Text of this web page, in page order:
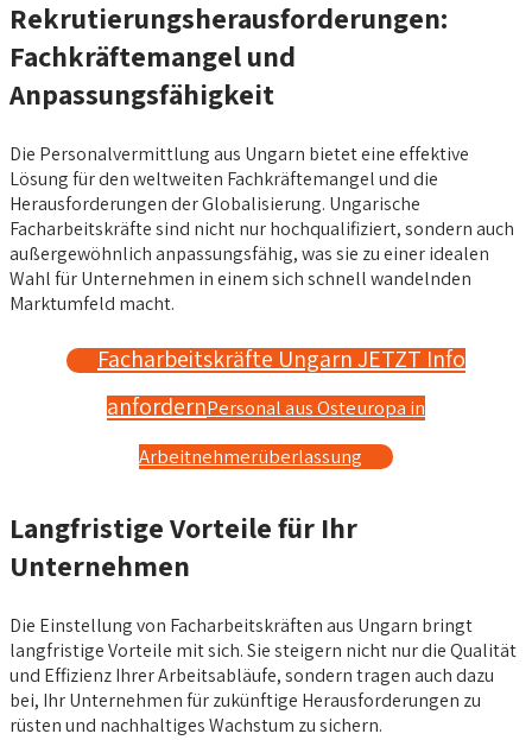
Rekrutierungsherausforderungen:
Fachkräftemangel und
Anpassungsfähigkeit
Die Personalvermittlung aus Ungarn bietet eine effektive
Lösung für den weltweiten Fachkräftemangel und die
Herausforderungen der Globalisierung. Ungarische
Facharbeitskräfte sind nicht nur hochqualifiziert, sondern auch
außergewöhnlich anpassungsfähig, was sie zu einer idealen
Wahl für Unternehmen in einem sich schnell wandelnden
Marktumfeld macht.
Facharbeitskräfte Ungarn JETZT Info
anfordernPersonal aus Osteuropa in
Arbeitnehmerüberlassung
Langfristige Vorteile für Ihr
Unternehmen
Die Einstellung von Facharbeitskräften aus Ungarn bringt
langfristige Vorteile mit sich. Sie steigern nicht nur die Qualität
und Effizienz Ihrer Arbeitsabläufe, sondern tragen auch dazu
bei, Ihr Unternehmen für zukünftige Herausforderungen zu
rüsten und nachhaltiges Wachstum zu sichern.